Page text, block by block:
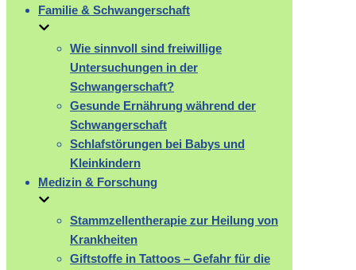
Familie & Schwangerschaft
Wie sinnvoll sind freiwillige
Untersuchungen in der
Schwangerschaft?
Gesunde Ernährung während der
Schwangerschaft
Schlafstörungen bei Babys und
Kleinkindern
Medizin & Forschung
Stammzellentherapie zur Heilung von
Krankheiten
Giftstoffe in Tattoos – Gefahr für die